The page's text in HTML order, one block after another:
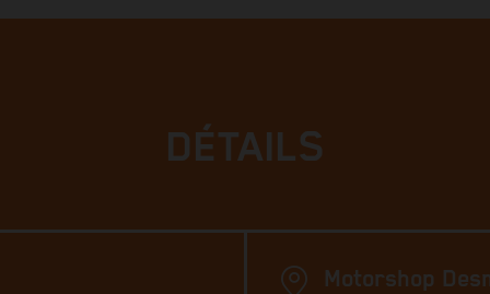
DÉTAILS
Motorshop